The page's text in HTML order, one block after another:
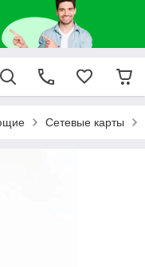
Сетевые карты